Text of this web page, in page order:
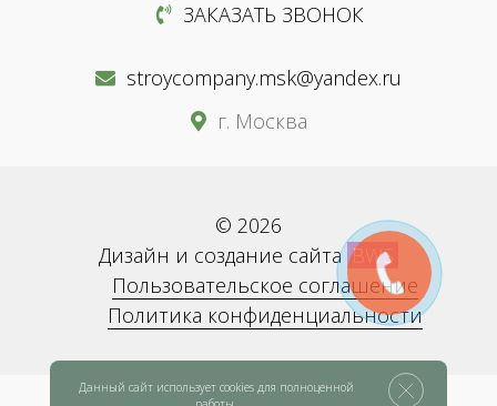
ЗАКАЗАТЬ ЗВОНОК
stroycompany.msk@yandex.ru
г. Москва
© 2026
Дизайн и создание сайта BWS
Пользовательское соглашение
Политика конфиденциальности
Данный сайт использует cookies для полноценной